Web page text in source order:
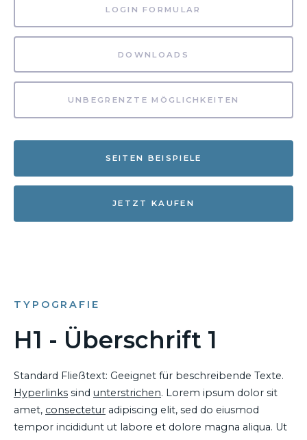
LOGIN FORMULAR
DOWNLOADS
UNBEGRENZTE MÖGLICHKEITEN
SEITEN BEISPIELE
JETZT KAUFEN
TYPOGRAFIE
H1 - Überschrift 1
Standard Fließtext: Geeignet für beschreibende Texte.
Hyperlinks sind unterstrichen. Lorem ipsum dolor sit
amet, consectetur adipiscing elit, sed do eiusmod
tempor incididunt ut labore et dolore magna aliqua. Ut